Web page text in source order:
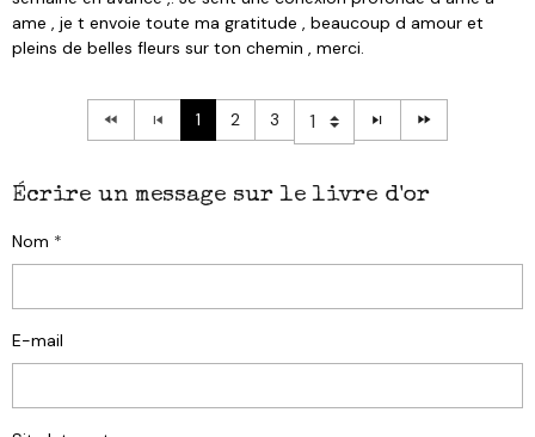
ame , je t envoie toute ma gratitude , beaucoup d amour et
pleins de belles fleurs sur ton chemin , merci.
1 2 3
Écrire un message sur le livre d'or
Nom
E-mail